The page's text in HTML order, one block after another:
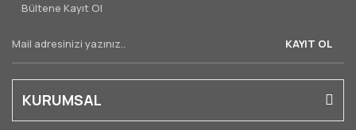
Bültene Kayıt Ol
KAYIT OL
KURUMSAL